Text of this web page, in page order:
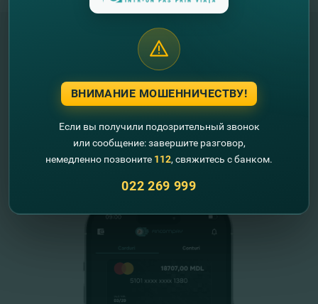
"FinComBank" S.A. является членом
Схемы гарантирования депозитов
Республики Молдова
FinComPay Mobile
ВНИМАНИЕ МОШЕННИЧЕСТВУ!
Если вы получили подозрительный звонок
или сообщение: завершите разговор,
немедленно позвоните 112, свяжитесь с банком.
022 269 999